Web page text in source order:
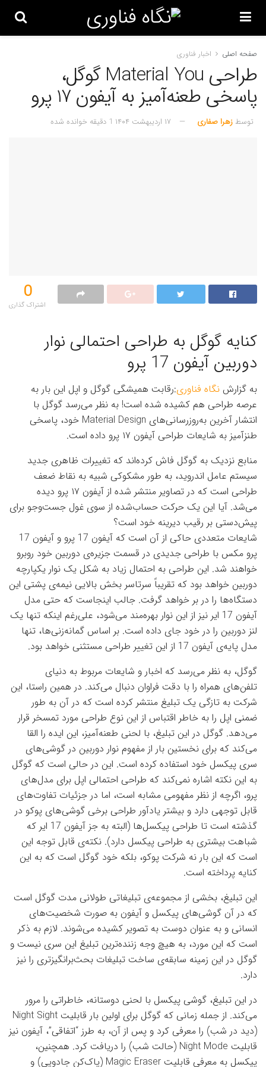
صفحه اصلی اخبار فناوری
طراحی Material You گوگل،
پاسخی طعنه‌آمیز به آیفون 17 پرو
توسط زهرا صفاری ۱۷ اردیبهشت ۱۴۰۴ 1 دقیقه خوانده شده
0
اشتراک گذاری‌
کنایه گوگل به طراحی احتمالی نوار
دوربین آیفون 17 پرو
به گزارش نگاه فناوری:رقابت همیشگی گوگل و اپل این بار به
عرصه طراحی هم کشیده شده است! به نظر می‌رسد گوگل با
انتشار آخرین به‌روزرسانی‌های Material Design خود، پاسخی
طنزآمیز به شایعات طراحی آیفون ۱۷ پرو داده است.
منابع نزدیک به گوگل فاش کرده‌اند که تغییرات ظاهری جدید
سیستم عامل اندروید، به طور مشکوکی شبیه به نقاط ضعف
طراحی است که در تصاویر منتشر شده از آیفون ۱۷ پرو دیده
می‌شد. آیا این یک حرکت حساب‌شده از سوی غول جست‌وجو برای
پیش‌دستی بر رقیب دیرینه خود است؟
شایعات متعددی حاکی از آن است که آیفون 17 پرو و آیفون 17
پرو مکس با طراحی جدیدی در قسمت جزیره‌ی دوربین خود روبرو
خواهند شد. این طراحی به احتمال زیاد به شکل یک نوار یکپارچه
دوربین خواهد بود که تقریباً سرتاسر بخش بالایی نیمه‌ی پشتی این
دستگاه‌ها را در بر خواهد گرفت. جالب اینجاست که حتی مدل
آیفون 17 ایر نیز از این نوار بهره‌مند می‌شود، علی‌رغم اینکه تنها یک
لنز دوربین را در خود جای داده است. بر اساس گمانه‌زنی‌ها، تنها
مدل پایه‌ی آیفون 17 از این تغییر طراحی مستثنی خواهد بود.
گوگل، به نظر می‌رسد که اخبار و شایعات مربوط به دنیای
تلفن‌های همراه را با دقت فراوان دنبال می‌کند. در همین راستا، این
شرکت به تازگی یک تبلیغ منتشر کرده است که در آن به طور
ضمنی اپل را به خاطر اقتباس از این نوع طراحی مورد تمسخر قرار
می‌دهد. گوگل در این تبلیغ، با لحنی طعنه‌آمیز، این ایده را القا
می‌کند که برای نخستین بار از مفهوم نوار دوربین در گوشی‌های
سری پیکسل خود استفاده کرده است. این در حالی است که گوگل
به این نکته اشاره نمی‌کند که طراحی احتمالی اپل برای مدل‌های
پرو، اگرچه از نظر مفهومی مشابه است، اما در جزئیات تفاوت‌های
قابل توجهی دارد و بیشتر یادآور طراحی برخی گوشی‌های پوکو در
گذشته است تا طراحی پیکسل‌ها (البته به جز آیفون 17 ایر که
شباهت بیشتری به طراحی پیکسل دارد). نکته‌ی قابل توجه این
است که این بار نه شرکت پوکو، بلکه خود گوگل است که به این
کنایه پرداخته است.
این تبلیغ، بخشی از مجموعه‌ی تبلیغاتی طولانی مدت گوگل است
که در آن گوشی‌های پیکسل و آیفون به صورت شخصیت‌های
انسانی و به عنوان دوست به تصویر کشیده می‌شوند. لازم به ذکر
است که این مورد، به هیچ وجه زننده‌ترین تبلیغ این سری نیست و
گوگل در این زمینه سابقه‌ی ساخت تبلیغات بحث‌برانگیزتری را نیز
دارد.
در این تبلیغ، گوشی پیکسل با لحنی دوستانه، خاطراتی را مرور
می‌کند. از جمله زمانی که گوگل برای اولین بار قابلیت Night Sight
(دید در شب) را معرفی کرد و پس از آن، به طرز “اتفاقی”، آیفون نیز
قابلیت Night Mode (حالت شب) را دریافت کرد. همچنین،
پیکسل به معرفی قابلیت Magic Eraser (پاک‌کن جادویی) و